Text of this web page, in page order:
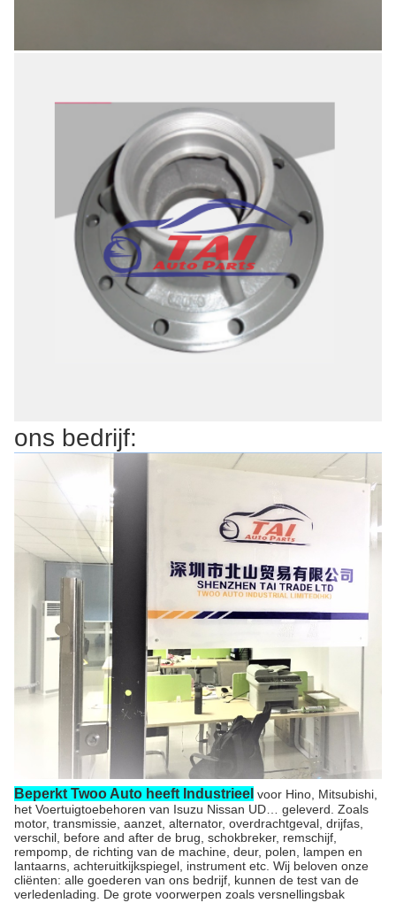
ons bedrijf:
Beperkt Twoo Auto heeft Industrieel voor Hino, Mitsubishi,
het Voertuigtoebehoren van Isuzu Nissan UD… geleverd. Zoals
motor, transmissie, aanzet, alternator, overdrachtgeval, drijfas,
verschil, before and after de brug, schokbreker, remschijf,
rempomp, de richting van de machine, deur, polen, lampen en
lantaarns, achteruitkijkspiegel, instrument etc. Wij beloven onze
cliënten: alle goederen van ons bedrijf, kunnen de test van de
verledenlading. De grote voorwerpen zoals versnellingsbak